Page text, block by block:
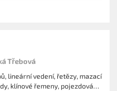
Třebová
lineární vedení, řetězy, mazací
klínové řemeny, pojezdová